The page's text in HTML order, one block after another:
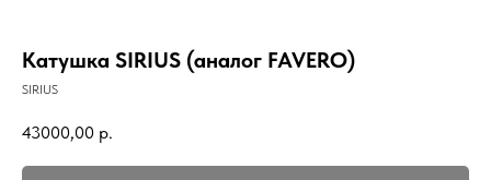
Катушка SIRIUS (аналог FAVERO)
SIRIUS
43000,00 р.